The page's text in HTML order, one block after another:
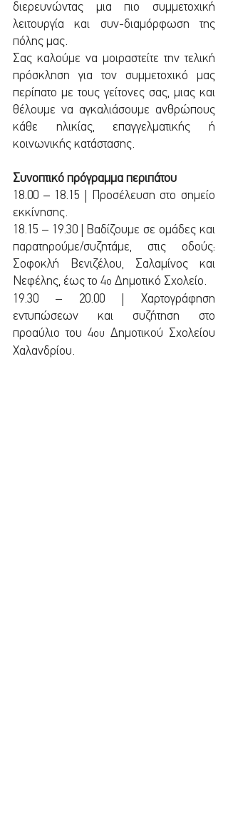
διερευνώντας μια πιο συμμετοχική
λειτουργία και συν-διαμόρφωση της
πόλης μας.
Σας καλούμε να μοιραστείτε την τελική
πρόσκληση για τον συμμετοχικό μας
περίπατο με τους γείτονες σας, μιας και
θέλουμε να αγκαλιάσουμε ανθρώπους
κάθε ηλικίας, επαγγελματικής ή
κοινωνικής κατάστασης.
Συνοπτικό πρόγραμμα περιπάτου
18.00 – 18.15 | Προσέλευση στο σημείο
εκκίνησης.
18.15 – 19.30 | Βαδίζουμε σε ομάδες και
παρατηρούμε/συζητάμε, στις οδούς:
Σοφοκλή Βενιζέλου, Σαλαμίνος και
Νεφέλης, έως το 4ο Δημοτικό Σχολείο.
19.30 – 20.00 | Χαρτογράφηση
εντυπώσεων και συζήτηση στο
προαύλιο του 4ου Δημοτικού Σχολείου
Χαλανδρίου.